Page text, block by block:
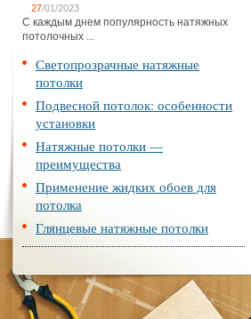
27/01/2023
С каждым днем популярность натяжных
потолочных ...
Светопрозрачные натяжные
потолки
Подвесной потолок: особенности
установки
Натяжные потолки —
преимущества
Применение жидких обоев для
потолка
Глянцевые натяжные потолки